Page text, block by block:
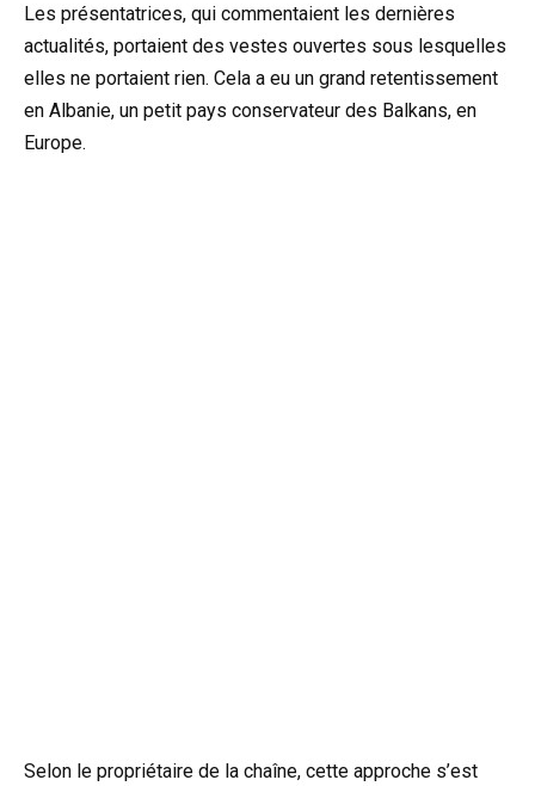
Les présentatrices, qui commentaient les dernières
actualités, portaient des vestes ouvertes sous lesquelles
elles ne portaient rien. Cela a eu un grand retentissement
en Albanie, un petit pays conservateur des Balkans, en
Europe.
Selon le propriétaire de la chaîne, cette approche s’est